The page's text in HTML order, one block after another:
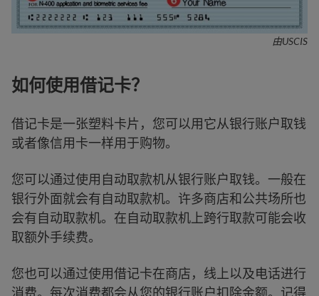
由USCIS
如何使用借记卡？
借记卡是一张塑料卡片，您可以用它从银行账户取钱
或者像信用卡一样用于购物。
您可以通过使用自动取款机从银行账户取钱。一般在
银行外面就会有自动取款机。许多商店和公共场所也
会有自动取款机。在自动取款机上跨行取款可能会收
取额外手续费。
您也可以通过使用借记卡在商店，线上以及电话进行
消费。每次消费都会从您的银行账户扣除金额。记得